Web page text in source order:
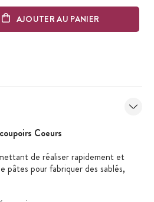
AJOUTER AU PANIER
Coeurs
de réaliser rapidement et
pâtes pour fabriquer des sablés,